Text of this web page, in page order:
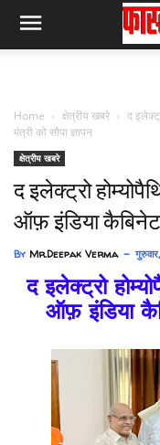
Home क्षेत्रीय खबरे
द
मंत्री को सौपा ज्ञापन
क्षेत्रीय खबरे
द इलेक्ट्रो
ऑफ़ इंडिया कैबिनेट
By Mr.Deepak Verma
द इलेक्ट्रो
ऑफ़ इंडिया